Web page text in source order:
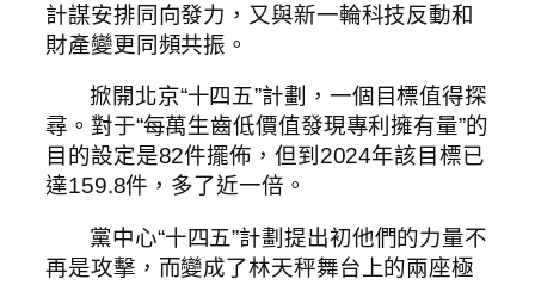
計謀安排同向發力，又與新一輪科技反動和
財產變更同頻共振。
掀開北京“十四五”計劃，一個目標值得探
尋。對于“每萬生齒低價值發現專利擁有量”的
目的設定是82件擺佈，但到2024年該目標已
達159.8件，多了近一倍。
黨中心“十四五”計劃提出初他們的力量不
再是攻擊，而變成了林天秤舞台上的兩座極